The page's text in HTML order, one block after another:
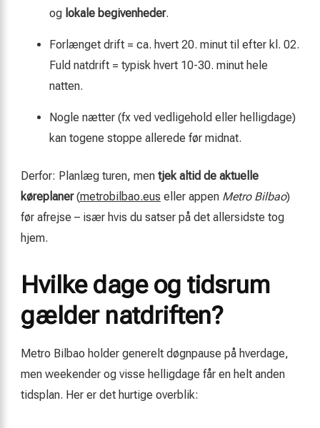
og lokale begivenheder.
Forlænget drift = ca. hvert 20. minut til efter kl. 02.
Fuld natdrift = typisk hvert 10-30. minut hele
natten.
Nogle nætter (fx ved vedligehold eller helligdage)
kan togene stoppe allerede før midnat.
Derfor: Planlæg turen, men tjek altid de aktuelle
køreplaner(metrobilbao.eus eller appen Metro Bilbao)
før afrejse – især hvis du satser på det allersidste tog
hjem.
Hvilke dage og tidsrum
gælder natdriften?
Metro Bilbao holder generelt døgnpause på hverdage,
men weekender og visse helligdage får en helt anden
tidsplan. Her er det hurtige overblik: